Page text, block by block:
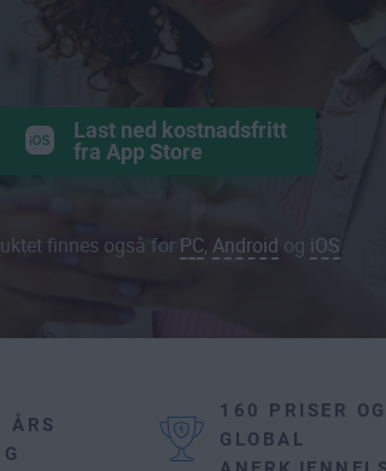
Last ned kostnadsfritt
fra App Store
finnes også for PC, Android og iOS
ÅRS
160 PRISER OG
GLOBAL